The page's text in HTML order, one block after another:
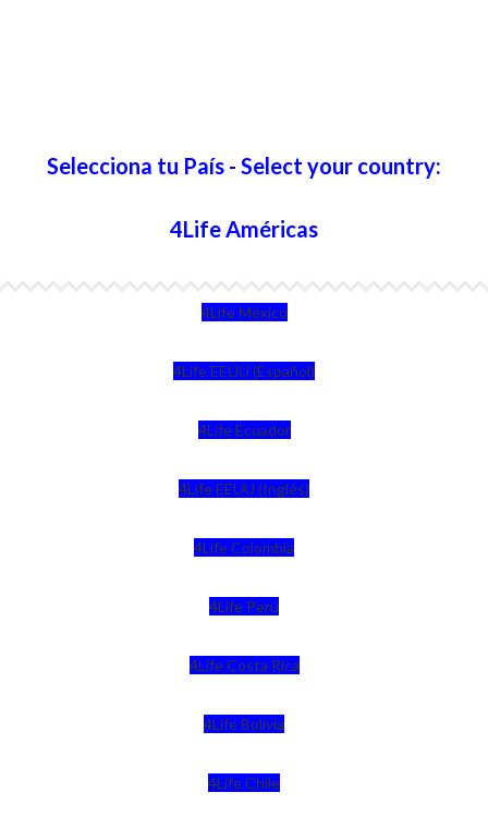
Selecciona tu País - Select your country:
4Life Américas
4Life México
4Life EEUU (Español)
4Life Ecuador
4Life EEUU (Inglés)
4Life Colombia
4Life Perú
4Life Costa Rica
4Life Bolivia
4Life Chile